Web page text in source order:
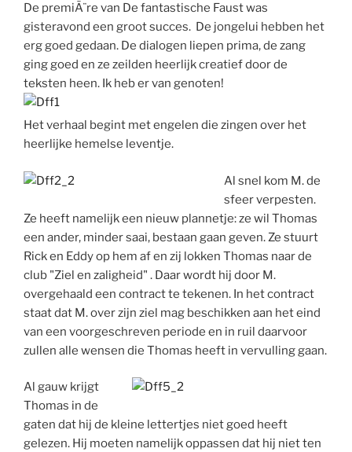
De premiÃ¨re van De fantastische Faust was
gisteravond een groot succes. De jongelui hebben het
erg goed gedaan. De dialogen liepen prima, de zang
ging goed en ze zeilden heerlijk creatief door de
teksten heen. Ik heb er van genoten!
Het verhaal begint met engelen die zingen over het
heerlijke hemelse leventje.
Al snel kom M. de
sfeer verpesten.
Ze heeft namelijk een nieuw plannetje: ze wil Thomas
een ander, minder saai, bestaan gaan geven. Ze stuurt
Rick en Eddy op hem af en zij lokken Thomas naar de
club "Ziel en zaligheid" . Daar wordt hij door M.
overgehaald een contract te tekenen. In het contract
staat dat M. over zijn ziel mag beschikken aan het eind
van een voorgeschreven periode en in ruil daarvoor
zullen alle wensen die Thomas heeft in vervulling gaan.
Al gauw krijgt
Thomas in de
gaten dat hij de kleine lettertjes niet goed heeft
gelezen. Hij moeten namelijk oppassen dat hij niet ten